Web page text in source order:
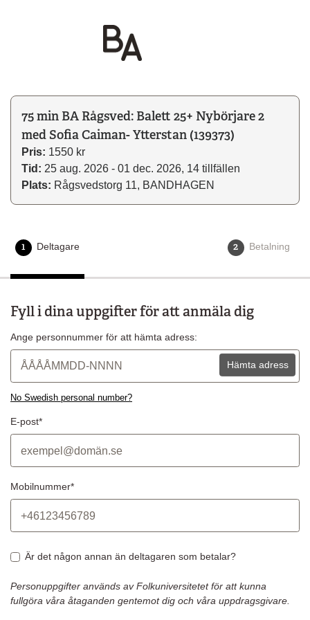
75 min BA Rågsved: Balett 25+ Nybörjare 2
med Sofia Caiman- Ytterstan (139373)
Pris: 1550 kr
Tid: 25 aug. 2026 - 01 dec. 2026, 14 tillfällen
Plats: Rågsvedstorg 11, BANDHAGEN
1 Aktuellt steg
Deltagare 2 Betalning
Fyll i dina uppgifter för att anmäla dig
Ange personnummer för att hämta adress:
Hämta adress
No Swedish personal number?
E-post*
Mobilnummer*
Är det någon annan än deltagaren som betalar?
Personuppgifter används av Folkuniversitetet för att kunna
fullgöra våra åtaganden gentemot dig och våra uppdragsgivare.